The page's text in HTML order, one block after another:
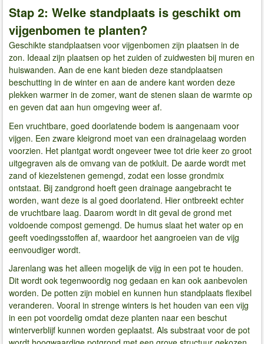
Stap 2: Welke standplaats is geschikt om
vijgenbomen te planten?
Geschikte standplaatsen voor vijgenbomen zijn plaatsen in de
zon. Ideaal zijn plaatsen op het zuiden of zuidwesten bij muren en
huiswanden. Aan de ene kant bieden deze standplaatsen
beschutting in de winter en aan de andere kant worden deze
plekken warmer in de zomer, want de stenen slaan de warmte op
en geven dat aan hun omgeving weer af.
Een vruchtbare, goed doorlatende bodem is aangenaam voor
vijgen. Een zware kleigrond moet van een drainagelaag worden
voorzien. Het plantgat wordt ongeveer twee tot drie keer zo groot
uitgegraven als de omvang van de potkluit. De aarde wordt met
zand of kiezelstenen gemengd, zodat een losse grondmix
ontstaat. Bij zandgrond hoeft geen drainage aangebracht te
worden, want deze is al goed doorlatend. Hier ontbreekt echter
de vruchtbare laag. Daarom wordt in dit geval de grond met
voldoende compost gemengd. De humus slaat het water op en
geeft voedingsstoffen af, waardoor het aangroeien van de vijg
eenvoudiger wordt.
Jarenlang was het alleen mogelijk de vijg in een pot te houden.
Dit wordt ook tegenwoordig nog gedaan en kan ook aanbevolen
worden. De potten zijn mobiel en kunnen hun standplaats flexibel
veranderen. Vooral in strenge winters is het houden van een vijg
in een pot voordelig omdat deze planten naar een beschut
winterverblijf kunnen worden geplaatst. Als substraat voor de pot